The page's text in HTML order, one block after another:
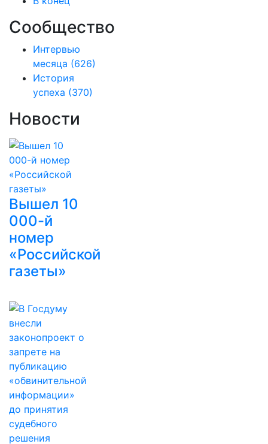
Сообщество
Интервью
месяца (626)
История
успеха (370)
Новости
Вышел 10
000-й
номер
«Российской
газеты»